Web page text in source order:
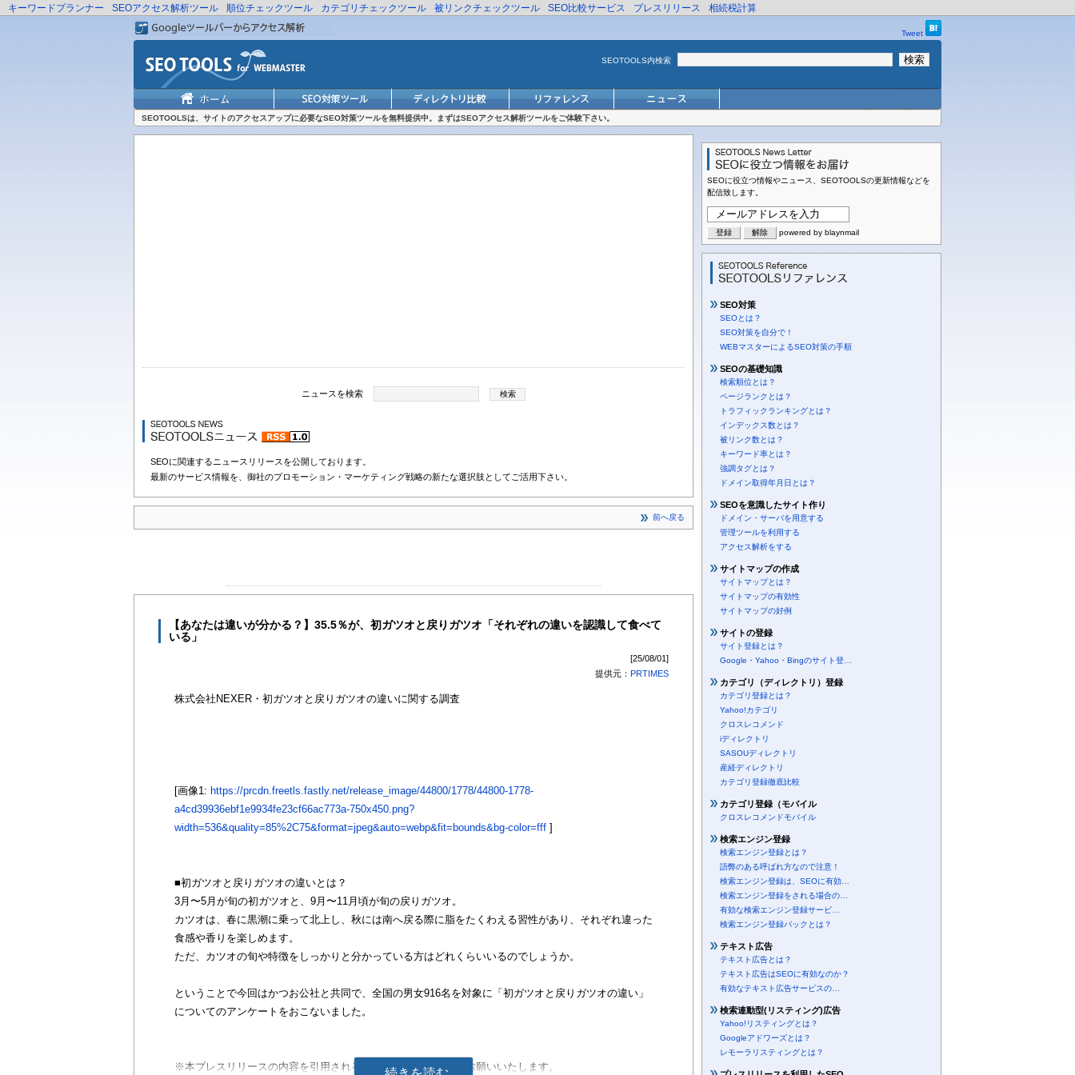
キーワードプランナー SEOアクセス解析ツール 順位チェックツール カテゴリチェックツール 被リンクチェックツール SEO比較サービス プレスリリース 相続税計算
Tweet
SEOTOOLS内検索
SEOTOOLSは、サイトのアクセスアップに必要なSEO対策ツールを無料提供中。まずはSEOアクセス解析ツールをご体験下さい。
ニュースを検索
SEOに関連するニュースリリースを公開しております。
最新のサービス情報を、御社のプロモーション・マーケティング戦略の新たな選択肢としてご活用下さい。
前へ戻る
【あなたは違いが分かる？】35.5％が、初ガツオと戻りガツオ「それぞれの違いを認識して食べて
いる」
[25/08/01]
提供元： PRTIMES
株式会社NEXER・初ガツオと戻りガツオの違いに関する調査
[画像1: https://prcdn.freetls.fastly.net/release_image/44800/1778/44800-1778-
a4cd39936ebf1e9934fe23cf66ac773a-750x450.png?
width=536&quality=85%2C75&format=jpeg&auto=webp&fit=bounds&bg-color=fff ]
■初ガツオと戻りガツオの違いとは？
3月〜5月が旬の初ガツオと、9月〜11月頃が旬の戻りガツオ。
カツオは、春に黒潮に乗って北上し、秋には南へ戻る際に脂をたくわえる習性があり、それぞれ違った
食感や香りを楽しめます。
ただ、カツオの旬や特徴をしっかりと分かっている方はどれくらいいるのでしょうか。
ということで今回はかつお公社と共同で、全国の男女916名を対象に「初ガツオと戻りガツオの違い」
についてのアンケートをおこないました。
※本プレスリリースの内容を引用される際は、以下のご対応をお願いいたします。
SEOに役立つ情報やニュース、SEOTOOLSの更新情報などを
配信致します。
powered by blaynmail
SEO対策
SEOとは？
SEO対策を自分で！
WEBマスターによるSEO対策の手順
SEOの基礎知識
検索順位とは？
ページランクとは？
トラフィックランキングとは？
インデックス数とは？
被リンク数とは？
キーワード率とは？
強調タグとは？
ドメイン取得年月日とは？
SEOを意識したサイト作り
ドメイン・サーバを用意する
管理ツールを利用する
アクセス解析をする
サイトマップの作成
サイトマップとは？
サイトマップの有効性
サイトマップの好例
サイトの登録
サイト登録とは？
Google・Yahoo・Bingのサイト登…
カテゴリ（ディレクトリ）登録
カテゴリ登録とは？
Yahoo!カテゴリ
クロスレコメンド
iディレクトリ
SASOUディレクトリ
産経ディレクトリ
カテゴリ登録徹底比較
カテゴリ登録（モバイル
クロスレコメンドモバイル
検索エンジン登録
検索エンジン登録とは？
語弊のある呼ばれ方なので注意！
検索エンジン登録は、SEOに有効…
検索エンジン登録をされる場合の…
有効な検索エンジン登録サービ…
検索エンジン登録パックとは？
テキスト広告
テキスト広告とは？
テキスト広告はSEOに有効なのか？
有効なテキスト広告サービスの…
検索連動型(リスティング)広告
Yahoo!リスティングとは？
Googleアドワーズとは？
レモーラリスティングとは？